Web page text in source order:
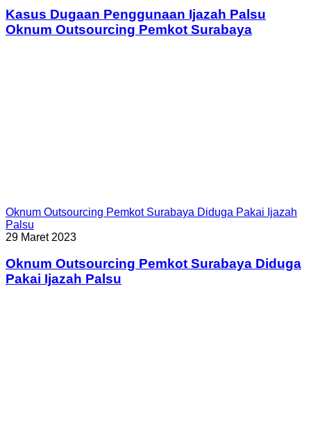
Kasus Dugaan Penggunaan Ijazah Palsu
Oknum Outsourcing Pemkot Surabaya
Oknum Outsourcing Pemkot Surabaya Diduga Pakai Ijazah
Palsu
29 Maret 2023
Oknum Outsourcing Pemkot Surabaya Diduga
Pakai Ijazah Palsu